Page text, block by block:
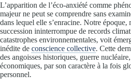
L’apparition de l’éco-anxiété comme
majeur ne peut se comprendre sans
dans lequel elle s’enracine. Notre époque,
succession ininterrompue de records
catastrophes environnementales, voit
inédite de conscience collective. Cette
des angoisses historiques, guerre
économiques, par son caractère à la fois
personnel.